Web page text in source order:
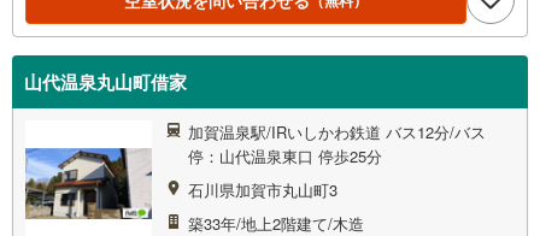
山代温泉丸山町借家
加賀温泉駅/IRいしかわ鉄道 バス12分/バス
停：山代温泉東口 停歩25分
石川県加賀市丸山町3
築33年/地上2階建て/木造